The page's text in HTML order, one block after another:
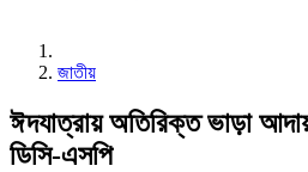
জাতীয়
ঈদযাত্রায় অতিরিক্ত ভাড়া
ডিসি-এসপি